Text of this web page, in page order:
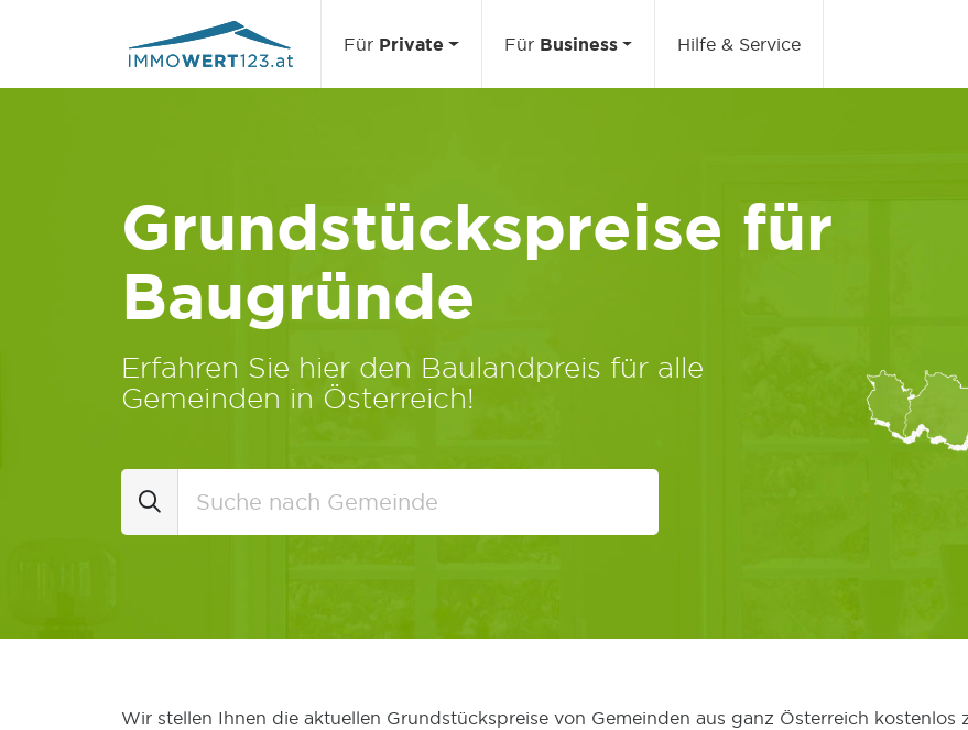
Für Private Für Business Hilfe & Service
Grundstückspreise für
Baugründe
Erfahren Sie hier den Baulandpreis für alle
Gemeinden in Österreich!
Wir stellen Ihnen die aktuellen Grundstückspreise von Gemeinden aus ganz Österreich kostenlos